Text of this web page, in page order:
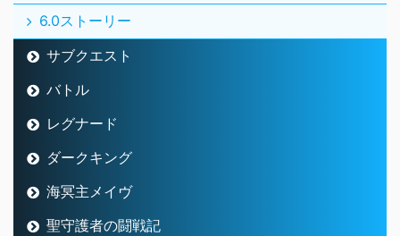
6.0ストーリー
サブクエスト
バトル
レグナード
ダークキング
海冥主メイヴ
聖守護者の闘戦記